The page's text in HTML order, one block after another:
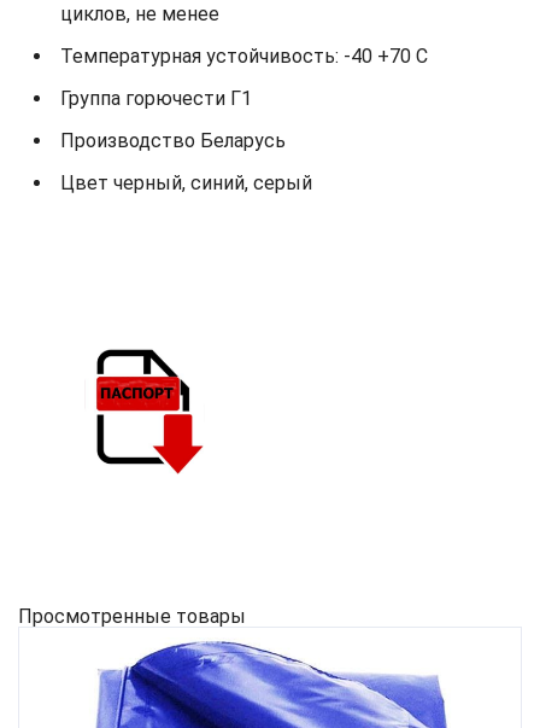
циклов, не менее
Температурная устойчивость: -40 +70 С
Группа горючести Г1
Производство Беларусь
Цвет черный, синий, серый
Просмотренные товары